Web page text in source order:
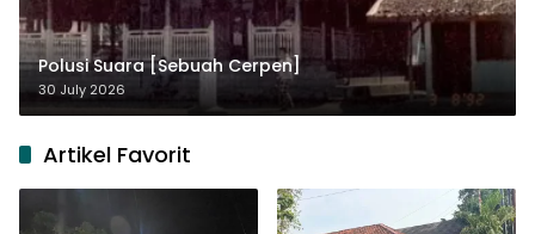
Polusi Suara [Sebuah Cerpen]
30 July 2026
Artikel Favorit